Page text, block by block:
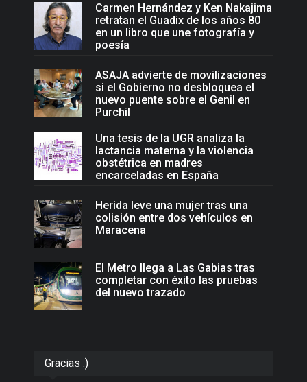
Carmen Hernández y Ken Nakajima
retratan el Guadix de los años 80
en un libro que une fotografía y
poesía
ASAJA advierte de movilizaciones
si el Gobierno no desbloquea el
nuevo puente sobre el Genil en
Purchil
Una tesis de la UGR analiza la
lactancia materna y la violencia
obstétrica en madres
encarceladas en España
Herida leve una mujer tras una
colisión entre dos vehículos en
Maracena
El Metro llega a Las Gabias tras
completar con éxito las pruebas
del nuevo trazado
Gracias :)